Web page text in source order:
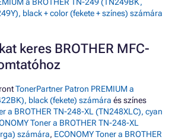
black + color (fekete + színes) számára
keres BROTHER MFC-
TonerPartner Patron PREMIUM a
black (fekete) számára és színes
a BROTHER TN-248-XL (TN248XLC), cyan
Toner a BROTHER TN-248-XL
számára, ECONOMY Toner a BROTHER